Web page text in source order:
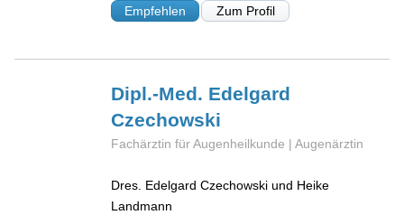
Empfehlen Zum Profil
Dipl.-Med. Edelgard
Czechowski
Fachärztin für Augenheilkunde | Augenärztin
Dres. Edelgard Czechowski und Heike
Landmann